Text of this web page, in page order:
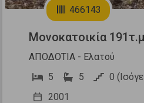
466143
Μονοκατοικία
ΑΠΟΔΟΤΙΑ - Ελατού
5
5 0
2001